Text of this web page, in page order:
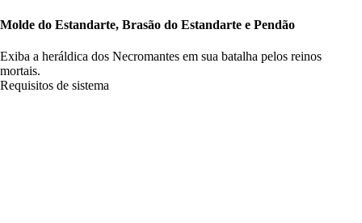
Molde do Estandarte, Brasão do Estandarte e Pendão
Exiba a heráldica dos Necromantes em sua batalha pelos reinos
mortais.
Requisitos de sistema